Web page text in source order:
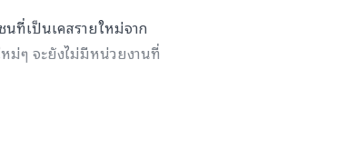
นที่เป็นเคสรายใหม่จาก
ม่ๆ จะยังไม่มีหน่วยงานที่
พื่อประสานความช่วย